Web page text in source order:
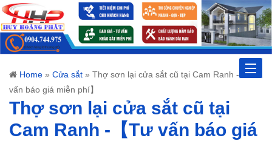
Toggle
Home » Cửa sắt » Thợ sơn lại cửa sắt cũ tại Cam Ranh -【Tư
vấn báo giá miễn phí】
Thợ sơn lại cửa sắt cũ tại
Cam Ranh -【Tư vấn báo giá